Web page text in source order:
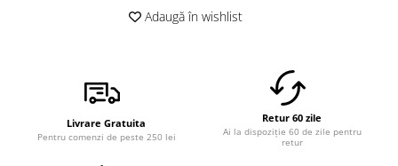
Adaugă în wishlist
Livrare Gratuita
Pentru comenzi de peste 250 lei
Retur 60 zile
Ai la dispoziție 60 de zile pentru
retur